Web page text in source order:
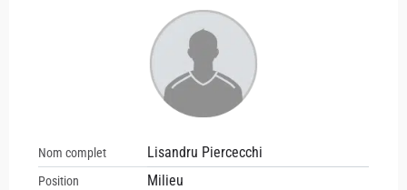
Nom complet Lisandru Piercecchi
Position Milieu